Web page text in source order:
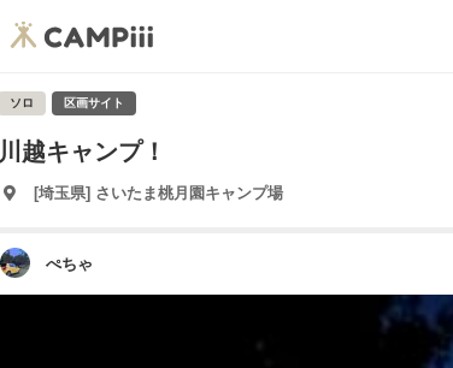
ソロ 区画サイト
川越キャンプ！
[埼玉県] さいたま桃月園キャンプ場
ぺちゃ